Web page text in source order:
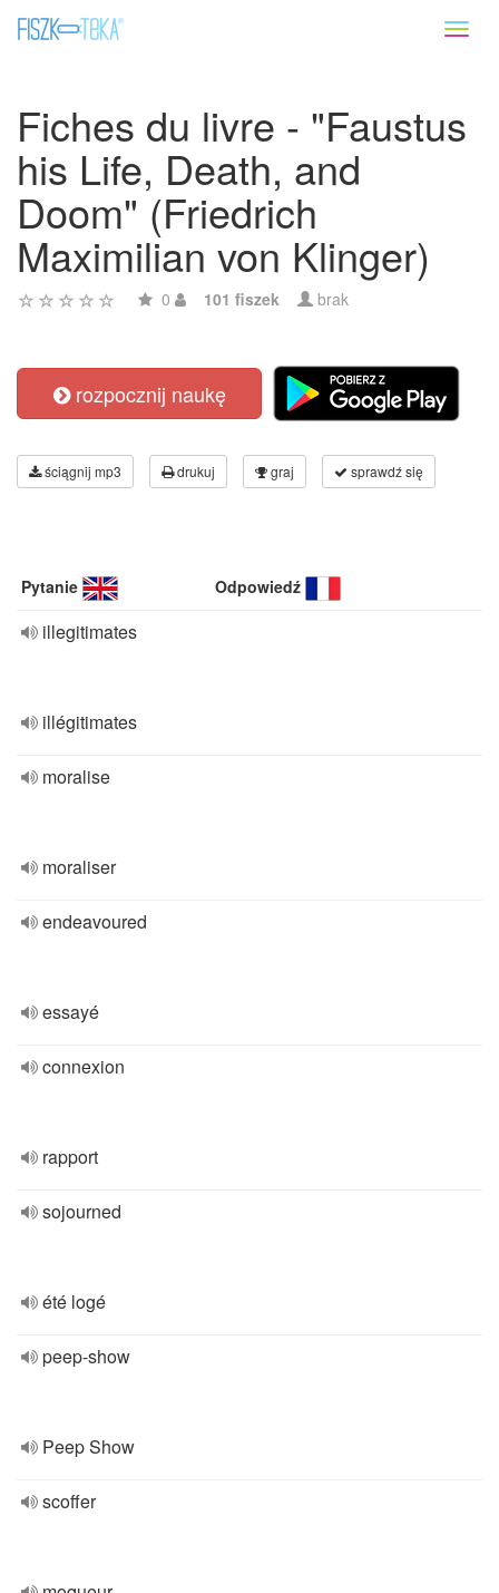
Fiches du livre - "Faustus
his Life, Death, and
Doom" (Friedrich
Maximilian von Klinger)
0 101 fiszek brak
rozpocznij naukę
ściągnij mp3 drukuj graj sprawdź się
Pytanie Odpowiedź
illegitimates
illégitimates
moralise
moraliser
endeavoured
essayé
connexion
rapport
sojourned
été logé
peep-show
Peep Show
scoffer